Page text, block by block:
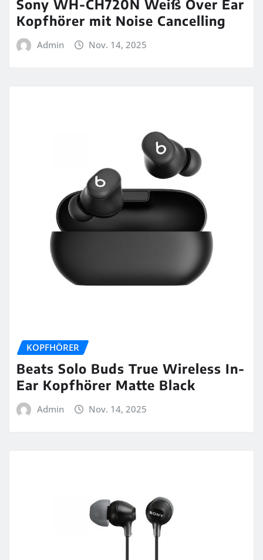
Sony WH-CH720N Weiß Over Ear
Kopfhörer mit Noise Cancelling
Admin Nov. 14, 2025
KOPFHÖRER
Beats Solo Buds True Wireless In-
Ear Kopfhörer Matte Black
Admin Nov. 14, 2025